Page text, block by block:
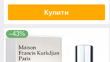
Купити
–43%